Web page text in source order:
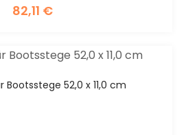
82,11 €
52,0 x 11,0 cm